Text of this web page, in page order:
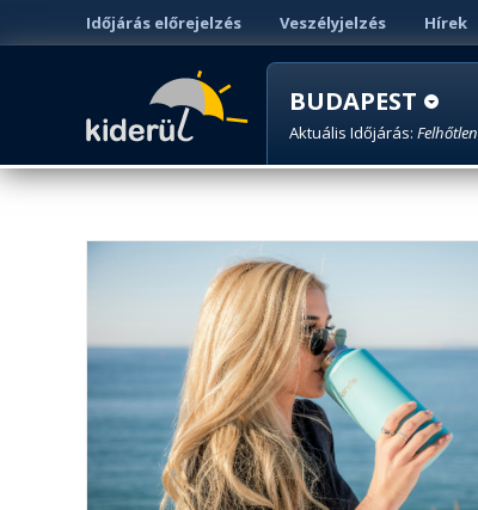
Időjárás előrejelzés Veszélyjelzés Hírek
BUDAPEST
Aktuális Időjárás: Felhőtlen